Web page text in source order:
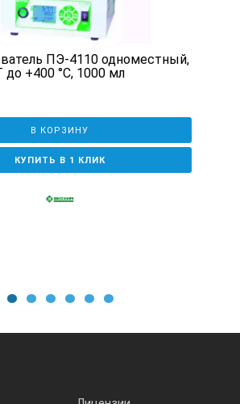
ПЭ-4110 одноместный,
до +400 °С, 1000 мл
В КОРЗИНУ
КУПИТЬ В 1 КЛИК